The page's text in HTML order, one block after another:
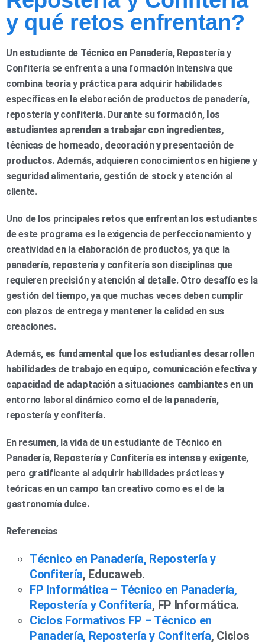
y qué retos enfrentan?
Un estudiante de Técnico en Panadería, Repostería y
Confitería se enfrenta a una formación intensiva que
combina teoría y práctica para adquirir habilidades
específicas en la elaboración de productos de panadería,
repostería y confitería. Durante su formación, los
estudiantes aprenden a trabajar con ingredientes,
técnicas de horneado, decoración y presentación de
productos. Además, adquieren conocimientos en higiene y
seguridad alimentaria, gestión de stock y atención al
cliente.
Uno de los principales retos que enfrentan los estudiantes
de este programa es la exigencia de perfeccionamiento y
creatividad en la elaboración de productos, ya que la
panadería, repostería y confitería son disciplinas que
requieren precisión y atención al detalle. Otro desafío es la
gestión del tiempo, ya que muchas veces deben cumplir
con plazos de entrega y mantener la calidad en sus
creaciones.
Además, es fundamental que los estudiantes desarrollen
habilidades de trabajo en equipo, comunicación efectiva y
capacidad de adaptación a situaciones cambiantes en un
entorno laboral dinámico como el de la panadería,
repostería y confitería.
En resumen, la vida de un estudiante de Técnico en
Panadería, Repostería y Confitería es intensa y exigente,
pero gratificante al adquirir habilidades prácticas y
teóricas en un campo tan creativo como es el de la
gastronomía dulce.
Referencias
Técnico en Panadería, Repostería y
Confitería, Educaweb.
FP Informática – Técnico en Panadería,
Repostería y Confitería, FP Informática.
Ciclos Formativos FP – Técnico en
Panadería, Repostería y Confitería, Ciclos